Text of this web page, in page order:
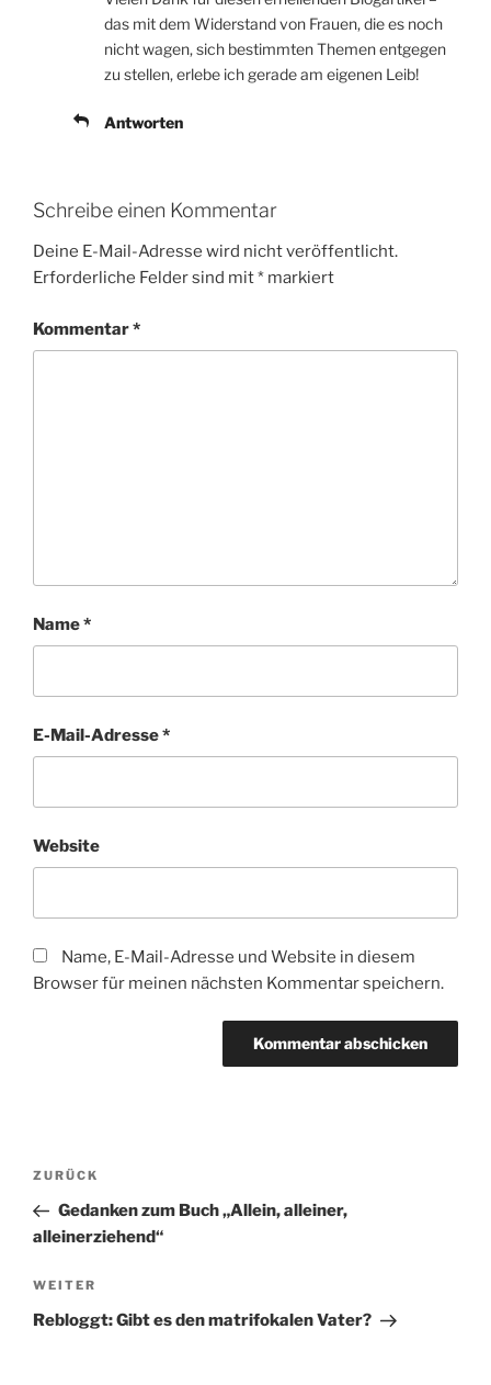
das mit dem Widerstand von Frauen, die es noch
nicht wagen, sich bestimmten Themen entgegen
zu stellen, erlebe ich gerade am eigenen Leib!
Antworten
Schreibe einen Kommentar
Deine E-Mail-Adresse wird nicht veröffentlicht.
Erforderliche Felder sind mit* markiert
Kommentar*
Name*
E-Mail-Adresse*
Website
Name, E-Mail-Adresse und Website in diesem
Browser für meinen nächsten Kommentar speichern.
Beitragsnavigation
Vorheriger
Beitrag
ZURÜCK
Gedanken zum Buch „Allein, alleiner,
alleinerziehend“
Nächster
Beitrag
WEITER
Rebloggt: Gibt es den matrifokalen Vater?